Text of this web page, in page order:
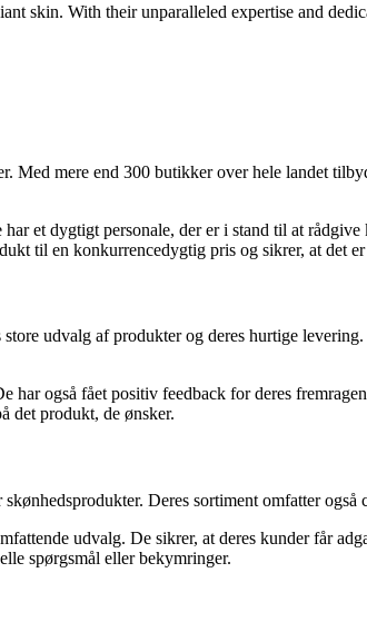
skin. With their unparalleled expertise and
Med mere end 300 butikker over hele landet
et dygtigt personale, der er i stand til at
til en konkurrencedygtig pris og sikrer, at det
udvalg af produkter og deres hurtige
også fået positiv feedback for deres
det produkt, de ønsker.
Deres sortiment omfatter også
udvalg. De sikrer, at deres kunder får
spørgsmål eller bekymringer.